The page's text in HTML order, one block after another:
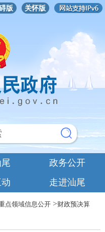
版 关怀版
政务公开
走进汕尾
点领域信息公开>财政预决算